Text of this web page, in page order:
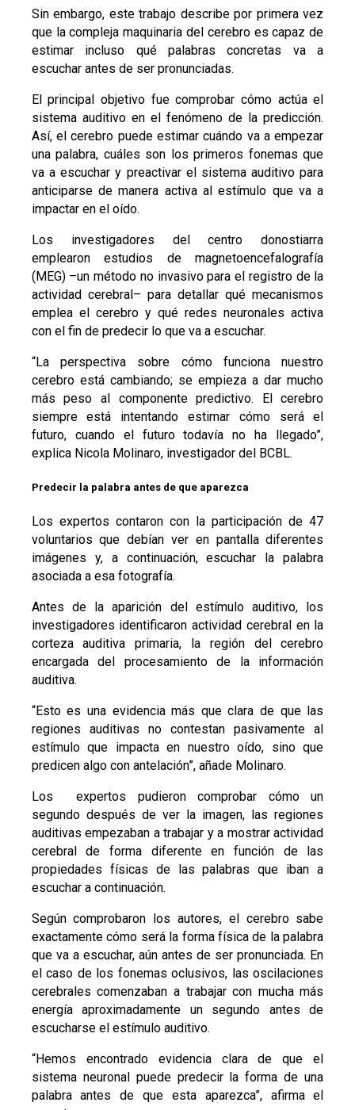
Sin embargo, este trabajo describe por primera vez
que la compleja maquinaria del cerebro es capaz de
estimar incluso qué palabras concretas va a
escuchar antes de ser pronunciadas.
El principal objetivo fue comprobar cómo actúa el
sistema auditivo en el fenómeno de la predicción.
Así, el cerebro puede estimar cuándo va a empezar
una palabra, cuáles son los primeros fonemas que
va a escuchar y preactivar el sistema auditivo para
anticiparse de manera activa al estímulo que va a
impactar en el oído.
Los investigadores del centro donostiarra
emplearon estudios de magnetoencefalografía
(MEG) –un método no invasivo para el registro de la
actividad cerebral– para detallar qué mecanismos
emplea el cerebro y qué redes neuronales activa
con el fin de predecir lo que va a escuchar.
“La perspectiva sobre cómo funciona nuestro
cerebro está cambiando; se empieza a dar mucho
más peso al componente predictivo. El cerebro
siempre está intentando estimar cómo será el
futuro, cuando el futuro todavía no ha llegado”,
explica Nicola Molinaro, investigador del BCBL.
Predecir la palabra antes de que aparezca
Los expertos contaron con la participación de 47
voluntarios que debían ver en pantalla diferentes
imágenes y, a continuación, escuchar la palabra
asociada a esa fotografía.
Antes de la aparición del estímulo auditivo, los
investigadores identificaron actividad cerebral en la
corteza auditiva primaria, la región del cerebro
encargada del procesamiento de la información
auditiva.
“Esto es una evidencia más que clara de que las
regiones auditivas no contestan pasivamente al
estímulo que impacta en nuestro oído, sino que
predicen algo con antelación”, añade Molinaro.
Los expertos pudieron comprobar cómo un
segundo después de ver la imagen, las regiones
auditivas empezaban a trabajar y a mostrar actividad
cerebral de forma diferente en función de las
propiedades físicas de las palabras que iban a
escuchar a continuación.
Según comprobaron los autores, el cerebro sabe
exactamente cómo será la forma física de la palabra
que va a escuchar, aún antes de ser pronunciada. En
el caso de los fonemas oclusivos, las oscilaciones
cerebrales comenzaban a trabajar con mucha más
energía aproximadamente un segundo antes de
escucharse el estímulo auditivo.
“Hemos encontrado evidencia clara de que el
sistema neuronal puede predecir la forma de una
palabra antes de que esta aparezca”, afirma el